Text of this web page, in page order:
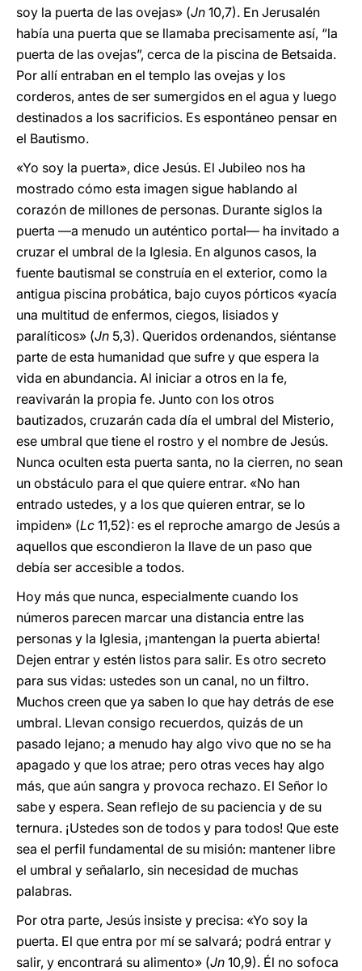
soy la puerta de las ovejas» (Jn 10,7). En Jerusalén
había una puerta que se llamaba precisamente así, “la
puerta de las ovejas”, cerca de la piscina de Betsaida.
Por allí entraban en el templo las ovejas y los
corderos, antes de ser sumergidos en el agua y luego
destinados a los sacrificios. Es espontáneo pensar en
el Bautismo.
«Yo soy la puerta», dice Jesús. El Jubileo nos ha
mostrado cómo esta imagen sigue hablando al
corazón de millones de personas. Durante siglos la
puerta —a menudo un auténtico portal— ha invitado a
cruzar el umbral de la Iglesia. En algunos casos, la
fuente bautismal se construía en el exterior, como la
antigua piscina probática, bajo cuyos pórticos «yacía
una multitud de enfermos, ciegos, lisiados y
paralíticos» (Jn 5,3). Queridos ordenandos, siéntanse
parte de esta humanidad que sufre y que espera la
vida en abundancia. Al iniciar a otros en la fe,
reavivarán la propia fe. Junto con los otros
bautizados, cruzarán cada día el umbral del Misterio,
ese umbral que tiene el rostro y el nombre de Jesús.
Nunca oculten esta puerta santa, no la cierren, no sean
un obstáculo para el que quiere entrar. «No han
entrado ustedes, y a los que quieren entrar, se lo
impiden» (Lc 11,52): es el reproche amargo de Jesús a
aquellos que escondieron la llave de un paso que
debía ser accesible a todos.
Hoy más que nunca, especialmente cuando los
números parecen marcar una distancia entre las
personas y la Iglesia, ¡mantengan la puerta abierta!
Dejen entrar y estén listos para salir. Es otro secreto
para sus vidas: ustedes son un canal, no un filtro.
Muchos creen que ya saben lo que hay detrás de ese
umbral. Llevan consigo recuerdos, quizás de un
pasado lejano; a menudo hay algo vivo que no se ha
apagado y que los atrae; pero otras veces hay algo
más, que aún sangra y provoca rechazo. El Señor lo
sabe y espera. Sean reflejo de su paciencia y de su
ternura. ¡Ustedes son de todos y para todos! Que este
sea el perfil fundamental de su misión: mantener libre
el umbral y señalarlo, sin necesidad de muchas
palabras.
Por otra parte, Jesús insiste y precisa: «Yo soy la
puerta. El que entra por mí se salvará; podrá entrar y
salir, y encontrará su alimento» (Jn 10,9). Él no sofoca